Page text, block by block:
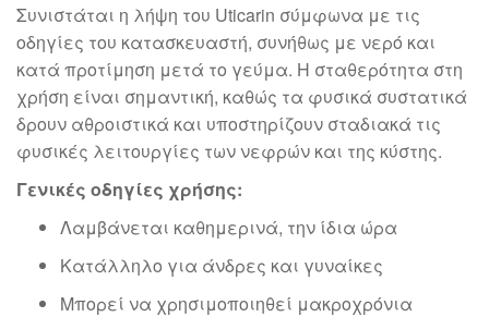
Συνιστάται η λήψη του Uticarin σύμφωνα με τις
οδηγίες του κατασκευαστή, συνήθως με νερό και
κατά προτίμηση μετά το γεύμα. Η σταθερότητα στη
χρήση είναι σημαντική, καθώς τα φυσικά συστατικά
δρουν αθροιστικά και υποστηρίζουν σταδιακά τις
φυσικές λειτουργίες των νεφρών και της κύστης.
Γενικές οδηγίες χρήσης:
Λαμβάνεται καθημερινά, την ίδια ώρα
Κατάλληλο για άνδρες και γυναίκες
Μπορεί να χρησιμοποιηθεί μακροχρόνια